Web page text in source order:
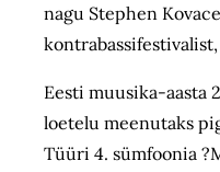
nagu Stephen
Eesti muusika-aasta
loetelu meenutaks
Tüüri 4. sümfoonia